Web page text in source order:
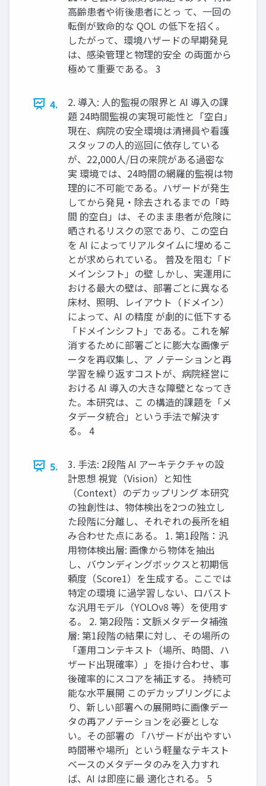
高齢患者や術後患者にとっ て、一回の
転倒が致命的な QOL の低下を招く。
したがって、環境ハザードの早期発見
は、感染管理と物理的安全 の両面から
極めて重要である。 3
4.
2. 導入: 人的監視の限界と AI 導入の課
題 24時間監視の実現可能性と「空白」
現在、病院の安全環境は清掃員や看護
スタッフの人的巡回に依存している
が、22,000人/日の来院がある過密な
実 環境では、24時間の網羅的監視は物
理的に不可能である。ハザードが発生
してから発見・除去されるまでの「時
間 的空白」は、そのまま患者が危険に
晒されるリスクの窓であり、この空白
を AI によってリアルタイムに埋めるこ
とが求められている。 普及を阻む「ド
メインシフト」の壁 しかし、実運用に
おける最大の壁は、部署ごとに異なる
床材、照明、レイアウト（ドメイン）
によって、AI の精度 が劇的に低下する
「ドメインシフト」である。これを解
消するために部署ごとに膨大な画像デ
ータを再収集し、ア ノテーションと再
学習を繰り返すコストが、病院経営に
おける AI 導入の大きな障壁となってき
た。本研究は、こ の構造的課題を「メ
タデータ統合」という手法で解決す
る。 4
5.
3. 手法: 2段階 AI アーキテクチャの設
計思想 視覚（Vision）と知性
（Context）のデカップリング 本研究
の独創性は、物体検出を2つの独立し
た段階に分離し、それぞれの長所を組
み合わせた点にある。 1. 第1段階：汎
用物体検出層: 画像から物体を抽出
し、バウンディングボックスと初期信
頼度（Score1）を生成する。ここでは
特定の環境 に過学習しない、ロバスト
な汎用モデル（YOLOv8 等）を使用す
る。 2. 第2段階：文脈メタデータ補強
層: 第1段階の結果に対し、その場所の
「運用コンテキスト（場所、時間、ハ
ザード出現確率）」を掛け合わせ、事
後確率的にスコアを補正する。 持続可
能な水平展開 このデカップリングによ
り、新しい部署への展開時に画像デー
タの再アノテーションを必要としな
い。その部署の 「ハザードが出やすい
時間帯や場所」という軽量なテキスト
ベースのメタデータのみを入力すれ
ば、AI は即座に最 適化される。 5